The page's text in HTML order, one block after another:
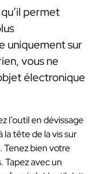
permet
uniquement sur
vous ne
électronique
l’outil en dévissage
tête de la vis sur
Tenez bien votre
avec un